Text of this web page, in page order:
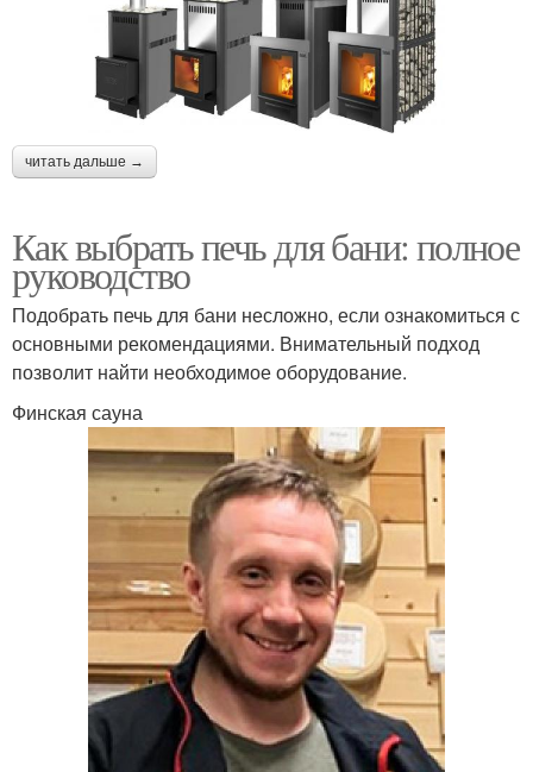
читать дальше →
Как выбрать печь для бани: полное
руководство
Подобрать печь для бани несложно, если ознакомиться с
основными рекомендациями. Внимательный подход
позволит найти необходимое оборудование.
Финская сауна